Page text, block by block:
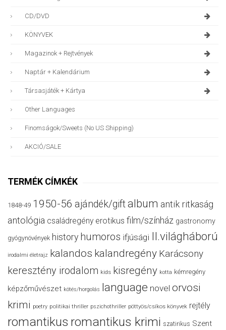
CD/DVD
KÖNYVEK
Magazinok + Rejtvények
Naptár + Kalendárium
Társasjáték + Kártya
Other Languages
Finomságok/sweets (no US Shipping)
AKCIÓ/SALE
TERMÉK CÍMKÉK
1848-49 1950-56 ajándék/giftalbum antik ritkaság
antológia családregény erotikus film/színház gastronomy
gyógynövények history humoros ifjúsági II.világháború
irodalmi életrajz kalandos kalandregény Karácsony
keresztény irodalom kids kisregény kotta kémregény
képzőművészet kötés/horgolás language novel orvosi
krimi poetry politikai thriller pszichothriller pöttyös/csíkos könyvek rejtély
romantikus romantikus krimi szatirikus Szent